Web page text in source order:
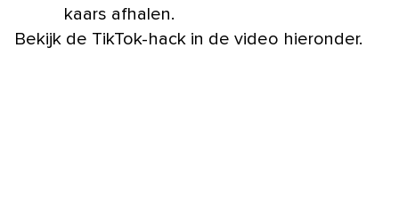
kaars afhalen.
Bekijk de TikTok-hack in de video hieronder.